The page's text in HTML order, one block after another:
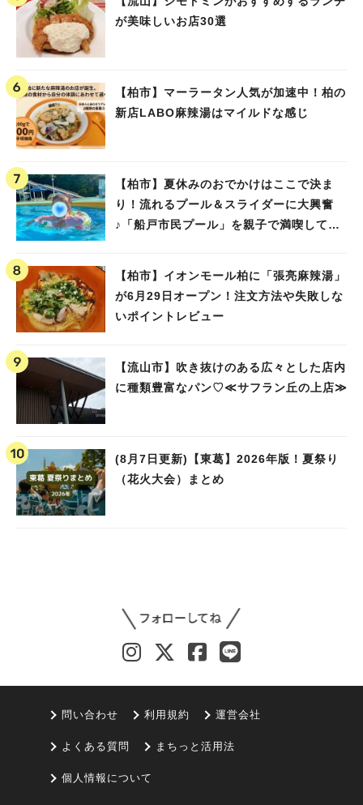
が美味しいお店30選
【柏市】マーラータン人気が加速中！柏の
新店LABO麻辣湯はマイルドな感じ
【柏市】夏休みのおでかけはここで決ま
り！流れるプール＆スライダーに大興奮
♪「船戸市民プール」を親子で満喫してき
【柏市】イオンモール柏に「張亮麻辣湯」
が6月29日オープン！注文方法や失敗しな
いポイントレビュー
【流山市】吹き抜けのある広々とした店内
に種類豊富なパン♡≪サフラン丘の上店≫
(8月7日更新)【東葛】2026年版！夏祭り
（花火大会）まとめ
問い合わせ 利用規約 運営会社
よくある質問 まちっと活用法
個人情報について